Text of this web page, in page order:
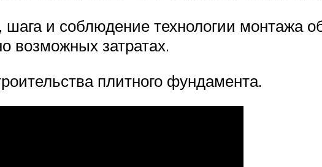
и соблюдение технологии монтажа
возможных затратах.
плитного фундамента.